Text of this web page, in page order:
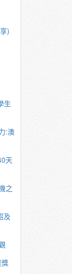
)
生
:澳
天
之
及